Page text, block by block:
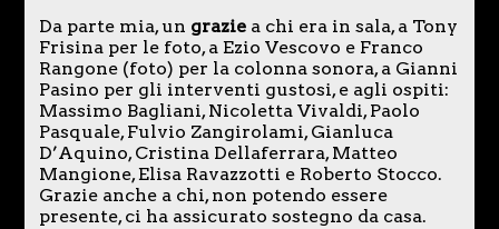
Da parte mia, un graziea chi era in sala, a Tony
Frisina per le foto, a Ezio Vescovo e Franco
Rangone (foto) per la colonna sonora, a Gianni
Pasino per gli interventi gustosi, e agli ospiti:
Massimo Bagliani, Nicoletta Vivaldi, Paolo
Pasquale, Fulvio Zangirolami, Gianluca
D’Aquino, Cristina Dellaferrara, Matteo
Mangione, Elisa Ravazzotti e Roberto Stocco.
Grazie anche a chi, non potendo essere
presente, ci ha assicurato sostegno da casa.